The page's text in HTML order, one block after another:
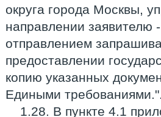
округа города Москвы,
направлении заявителю
отправлением
предоставлении
копию указанных
Едиными требованиями.".
1.28. В пункте 4.1